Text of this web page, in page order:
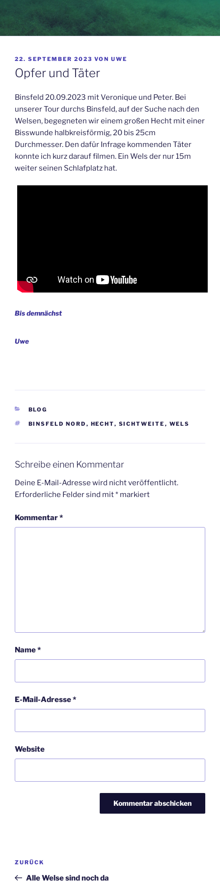
VERÖFFENTLICHT
AM
22. SEPTEMBER 2023 VON UWE
Opfer und Täter
Binsfeld 20.09.2023 mit Veronique und Peter. Bei
unserer Tour durchs Binsfeld, auf der Suche nach den
Welsen, begegneten wir einem großen Hecht mit einer
Bisswunde halbkreisförmig, 20 bis 25cm
Durchmesser. Den dafür Infrage kommenden Täter
konnte ich kurz darauf filmen. Ein Wels der nur 15m
weiter seinen Schlafplatz hat.
Bis demnächst
Uwe
KATEGORIEN
BLOG
SCHLAGWÖRTER
BINSFELD NORD , HECHT, SICHTWEITE , WELS
Schreibe einen Kommentar
Deine E-Mail-Adresse wird nicht veröffentlicht.
Erforderliche Felder sind mit* markiert
Kommentar*
Name*
E-Mail-Adresse*
Website
Beitragsnavigation
Vorheriger
Beitrag
ZURÜCK
Alle Welse sind noch da